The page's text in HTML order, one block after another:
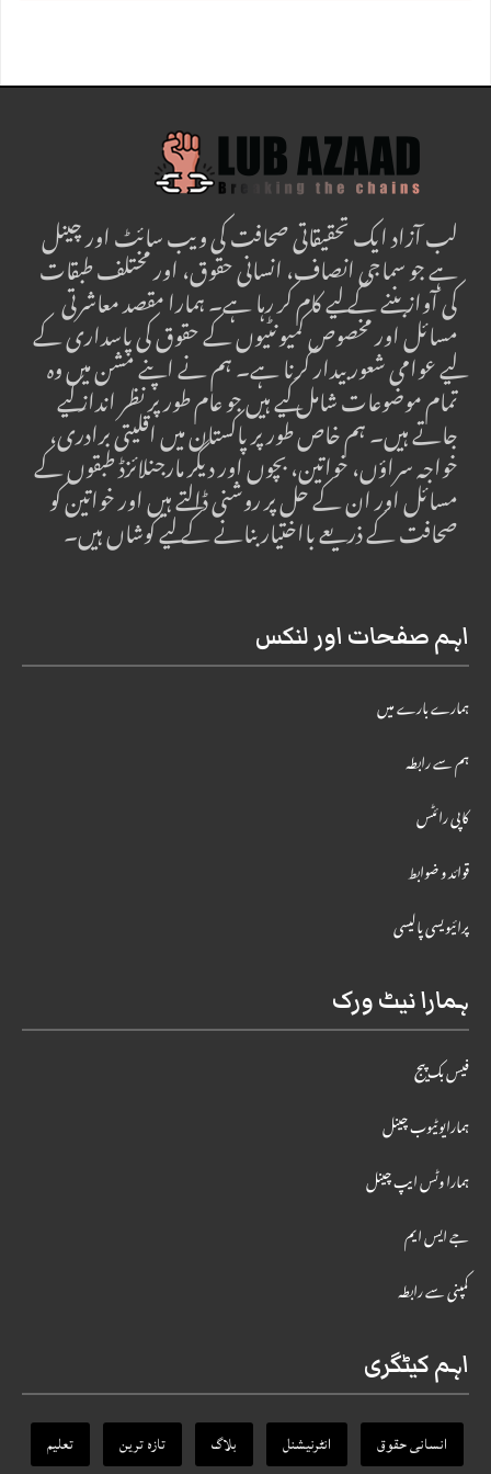
لب آزاد ایک تحقیقاتی صحافت کی ویب سائٹ اور چینل
ہے جو سماجی انصاف، انسانی حقوق، اور مختلف طبقات
کی آواز بننے کے لیے کام کر رہا ہے۔ ہمارا مقصد معاشرتی
مسائل اور مخصوص کمیونٹیوں کے حقوق کی پاسداری کے
لیے عوامی شعور بیدار کرنا ہے۔ ہم نے اپنے مشن میں وہ
تمام موضوعات شامل کیے ہیں جو عام طور پر نظر انداز کیے
جاتے ہیں۔ ہم خاص طور پر پاکستان میں اقلیتی برادری،
خواجہ سراؤں، خواتین، بچوں اور دیگر مارجنلائزڈ طبقوں کے
مسائل اور ان کے حل پر روشنی ڈالتے ہیں اور خواتین کو
صحافت کے ذریعے بااختیار بنانے کے لیے کوشاں ہیں۔
اہم صفحات اور لنکس
ہمارے بارے میں
ہم سے رابطہ
کاپی رائٹس
قوائد و ضوابط
پرائیویسی پالیسی
ہمارا نیٹ ورک
فیس بک پیج
ہمارایوٹیوب چینل
ہمارا وٹس ایپ چینل
جے ایس ایم
کمپنی سے رابطہ
اہم کیٹگری
انسانی حقوق انٹرنیشنل بلاگ تازہ ترین تعلیم